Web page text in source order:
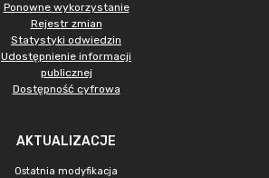
Ponowne wykorzystanie
Rejestr zmian
Statystyki odwiedzin
Udostępnienie informacji
publicznej
Dostępność cyfrowa
AKTUALIZACJE
Ostatnia modyfikacja